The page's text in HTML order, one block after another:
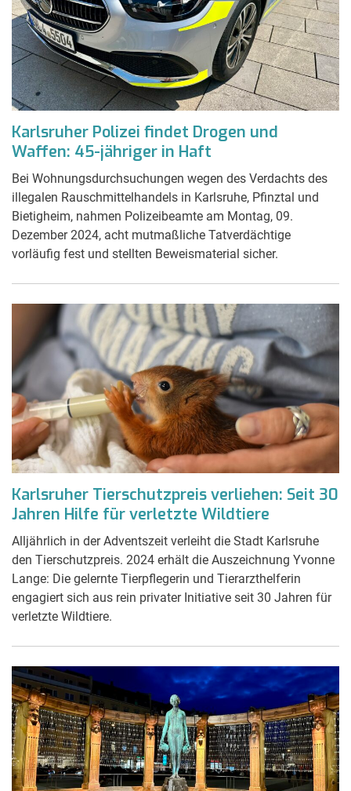
Karlsruher Polizei findet Drogen und
Waffen: 45-jähriger in Haft
Bei Wohnungsdurchsuchungen wegen des Verdachts des
illegalen Rauschmittelhandels in Karlsruhe, Pfinztal und
Bietigheim, nahmen Polizeibeamte am Montag, 09.
Dezember 2024, acht mutmaßliche Tatverdächtige
vorläufig fest und stellten Beweismaterial sicher.
Karlsruher Tierschutzpreis verliehen: Seit 30
Jahren Hilfe für verletzte Wildtiere
Alljährlich in der Adventszeit verleiht die Stadt Karlsruhe
den Tierschutzpreis. 2024 erhält die Auszeichnung Yvonne
Lange: Die gelernte Tierpflegerin und Tierarzthelferin
engagiert sich aus rein privater Initiative seit 30 Jahren für
verletzte Wildtiere.